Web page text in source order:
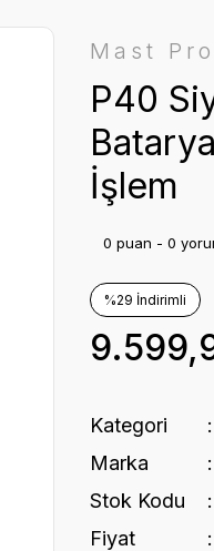
Mast Pro
P40
İşlem
0 puan - 0
%29 İndirimli
Kategori
Marka
Stok Kodu
Fiyat